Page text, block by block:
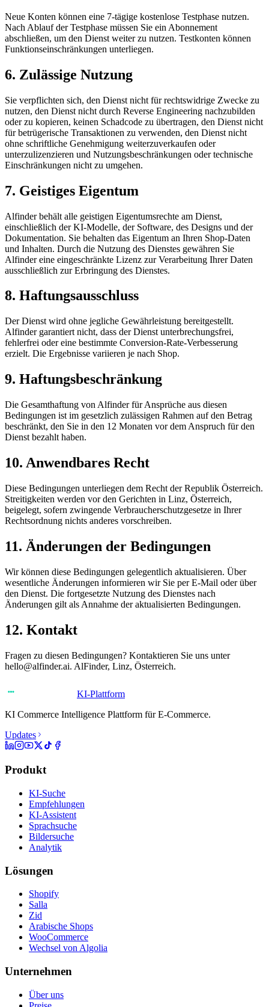
Neue Konten können eine 7-tägige kostenlose Testphase nutzen.
Nach Ablauf der Testphase müssen Sie ein Abonnement
abschließen, um den Dienst weiter zu nutzen. Testkonten können
Funktionseinschränkungen unterliegen.
6. Zulässige Nutzung
Sie verpflichten sich, den Dienst nicht für rechtswidrige Zwecke zu
nutzen, den Dienst nicht durch Reverse Engineering nachzubilden
oder zu kopieren, keinen Schadcode zu übertragen, den Dienst nicht
für betrügerische Transaktionen zu verwenden, den Dienst nicht
ohne schriftliche Genehmigung weiterzuverkaufen oder
unterzulizenzieren und Nutzungsbeschränkungen oder technische
Einschränkungen nicht zu umgehen.
7. Geistiges Eigentum
Alfinder behält alle geistigen Eigentumsrechte am Dienst,
einschließlich der KI-Modelle, der Software, des Designs und der
Dokumentation. Sie behalten das Eigentum an Ihren Shop-Daten
und Inhalten. Durch die Nutzung des Dienstes gewähren Sie
Alfinder eine eingeschränkte Lizenz zur Verarbeitung Ihrer Daten
ausschließlich zur Erbringung des Dienstes.
8. Haftungsausschluss
Der Dienst wird ohne jegliche Gewährleistung bereitgestellt.
Alfinder garantiert nicht, dass der Dienst unterbrechungsfrei,
fehlerfrei oder eine bestimmte Conversion-Rate-Verbesserung
erzielt. Die Ergebnisse variieren je nach Shop.
9. Haftungsbeschränkung
Die Gesamthaftung von Alfinder für Ansprüche aus diesen
Bedingungen ist im gesetzlich zulässigen Rahmen auf den Betrag
beschränkt, den Sie in den 12 Monaten vor dem Anspruch für den
Dienst bezahlt haben.
10. Anwendbares Recht
Diese Bedingungen unterliegen dem Recht der Republik Österreich.
Streitigkeiten werden vor den Gerichten in Linz, Österreich,
beigelegt, sofern zwingende Verbraucherschutzgesetze in Ihrer
Rechtsordnung nichts anderes vorschreiben.
11. Änderungen der Bedingungen
Wir können diese Bedingungen gelegentlich aktualisieren. Über
wesentliche Änderungen informieren wir Sie per E-Mail oder über
den Dienst. Die fortgesetzte Nutzung des Dienstes nach
Änderungen gilt als Annahme der aktualisierten Bedingungen.
12. Kontakt
Fragen zu diesen Bedingungen? Kontaktieren Sie uns unter
hello@alfinder.ai. AlFinder, Linz, Österreich.
KI-Plattform
KI Commerce Intelligence Plattform für E-Commerce.
Updates
Produkt
KI-Suche
Empfehlungen
KI-Assistent
Sprachsuche
Bildersuche
Analytik
Lösungen
Shopify
Salla
Zid
Arabische Shops
WooCommerce
Wechsel von Algolia
Unternehmen
Über uns